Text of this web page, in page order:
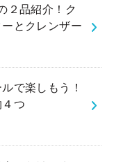
２品紹介！ク
とクレンザー
で楽しもう！
つ